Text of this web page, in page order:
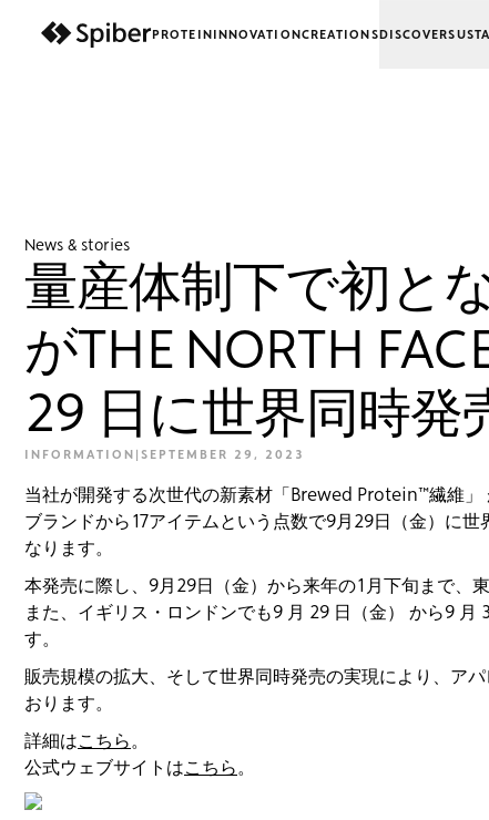
next-wp starter
PROTEININNOVATIONCREATIONSDISCOVER
News & stories
量産体制下で初と
がTHE NORTH
29 日に世界同時発
INFORMATION | SEPTEMBER 29, 2023
当社が開発する次世代の新素材「Brewed Protein™繊維
ブランドから17アイテムという点数で9月29日（金）に
なります。
本発売に際し、9月29日（金）から来年の1月下旬まで、
また、イギリス・ロンドンでも9 月 29 日（金） から9
す。
販売規模の拡大、そして世界同時発売の実現により、ア
おります。
詳細はこちら。
公式ウェブサイトはこちら。